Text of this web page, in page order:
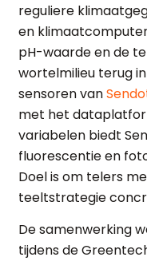
reguliere
en
pH-waarde en de
wortelmilieu terug
sensoren van
met het
variabelen biedt
fluorescentie en
Doel is om telers
teeltstrategie
De samenwerking
tijdens de